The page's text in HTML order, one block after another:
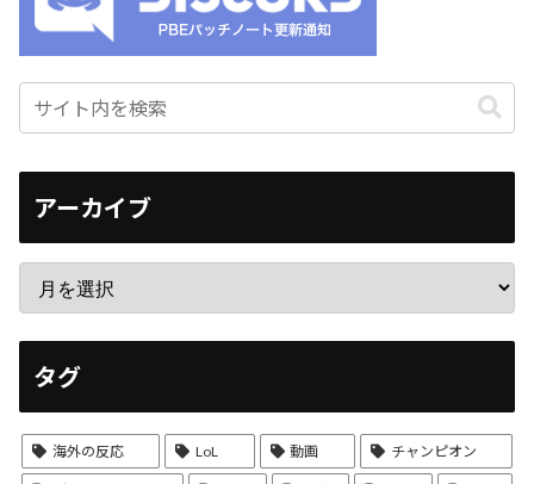
アーカイブ
タグ
海外の反応 LoL 動画 チャンピオン